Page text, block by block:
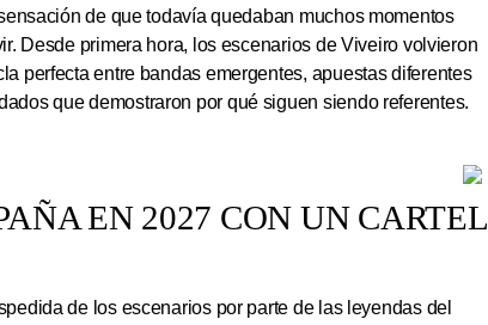
de que todavía quedaban muchos momentos
Desde primera hora, los escenarios de Viveiro volvieron
perfecta entre bandas emergentes, apuestas diferentes
que demostraron por qué siguen siendo referentes.
EN 2027 CON UN CARTEL
de los escenarios por parte de las leyendas del